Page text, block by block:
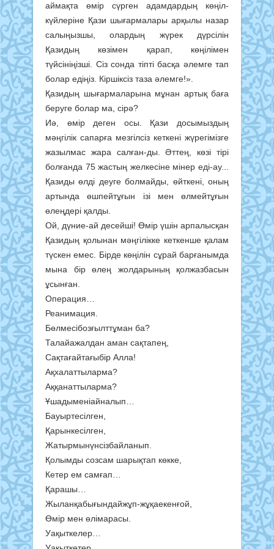
аймақта өмір сүрген адамдардың көңіл-
күйлеріне Қази шығармалары арқылы назар
салыңызшы, олардың жүрек дүрсілін
Қазидың көзімен қарап, көңілімен
түйсініңізші. Сіз сонда тіпті басқа әлемге тап
болар едіңіз. Кіршіксіз таза әлемге!».
Қазидың шығармаларына мұнан артық баға
беруге болар ма, сірә?
Иә, өмір деген осы. Қази досымыздың
мәңгілік сапарға мезгілсіз кеткені жүрегімізге
жазылмас жара салған-ды. Әттең, көзі тірі
болғанда 75 жастың желкесіне мінер еді-ау...
Қазиды өлді деуге болмайды, өйткені, оның
артында өшпейтұғын ізі мен өлмейтұғын
өлеңдері қалды.
Ой, дүние-ай десейші! Өмір үшін арпалысқан
Қазидың қолынан мәңгілікке кеткенше қалам
түскен емес. Бірде көңілін сұрай барғанымда
мына бір өлең жолдарының қолжазбасын
ұсынған.
Операция…
Реанимация.
Бөлмесібозғылттұман ба?
Талайажалдан аман сақтапең,
Сақтағайтағыбір Алла!
Ақхалаттыларма?
Аққанаттыларма?
Ұшадыменіайналып…
Бауыртесілген,
Қарынкесілген,
Жатырмынүнсізбайланып.
Қолымды созсам шарықтап көкке,
Кетер ем самғап…
Қарашы…
Жыланқабығындайжұп-жұқаекенғой,
Өмір мен өлімарасы.
Уақыткелер…